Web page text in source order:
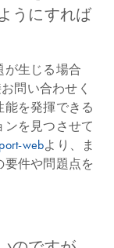
うにすれば
が生じる場合
問い合わせく
を発揮できる
を見つさせて
webより、ま
件や問題点を